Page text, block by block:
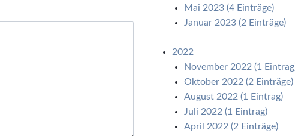
Mai 2023 (4 Einträge)
Januar 2023 (2 Einträge)
2022
November 2022 (1
Oktober 2022 (2 Einträge)
August 2022 (1 Eintrag)
Juli 2022 (1 Eintrag)
April 2022 (2 Einträge)